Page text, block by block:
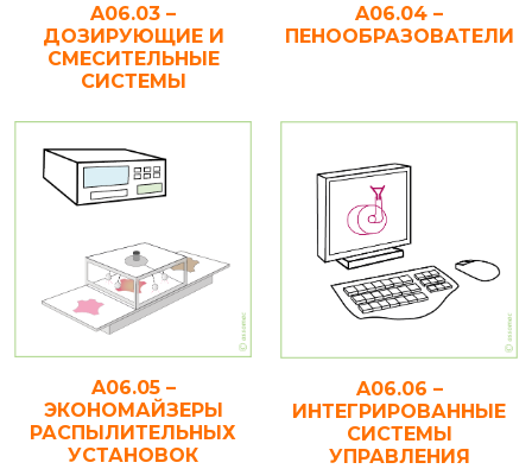
A06.03 –
ДОЗИРУЮЩИЕ И
СМЕСИТЕЛЬНЫЕ
СИСТЕМЫ
A06.04 –
ПЕНООБРАЗОВАТЕЛИ
A06.05 –
ЭКОНОМАЙЗЕРЫ
РАСПЫЛИТЕЛЬНЫХ
УСТАНОВОК
A06.06 –
ИНТЕГРИРОВАННЫЕ
СИСТЕМЫ
УПРАВЛЕНИЯ